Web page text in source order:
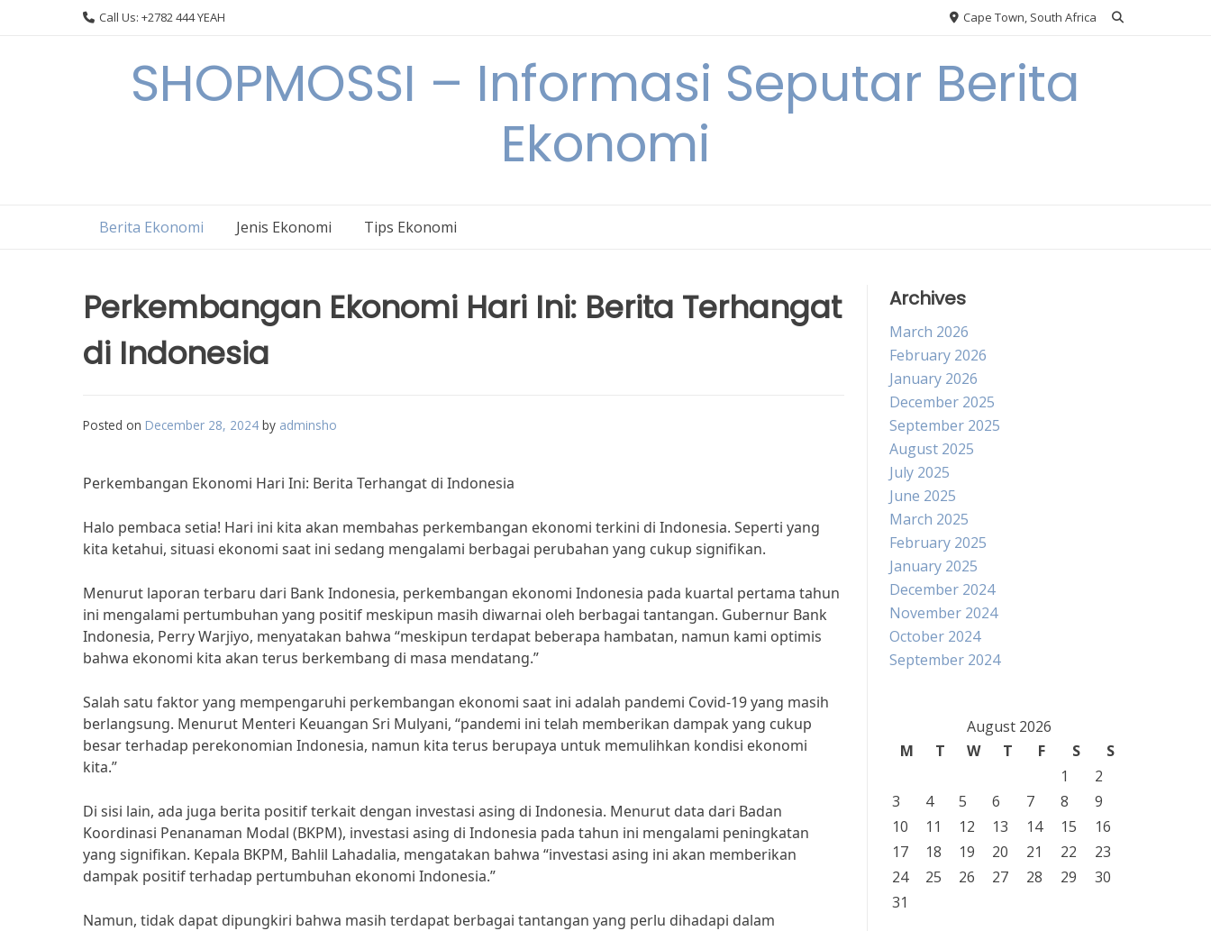
Call Us: +2782 444 YEAH Cape Town, South Africa
SHOPMOSSI – Informasi Seputar Berita
Ekonomi
Berita Ekonomi Jenis Ekonomi Tips Ekonomi
Perkembangan Ekonomi Hari Ini: Berita Terhangat
di Indonesia
Posted on December 28, 2024 by adminsho
Perkembangan Ekonomi Hari Ini: Berita Terhangat di Indonesia
Halo pembaca setia! Hari ini kita akan membahas perkembangan ekonomi terkini di Indonesia. Seperti yang
kita ketahui, situasi ekonomi saat ini sedang mengalami berbagai perubahan yang cukup signifikan.
Menurut laporan terbaru dari Bank Indonesia, perkembangan ekonomi Indonesia pada kuartal pertama tahun
ini mengalami pertumbuhan yang positif meskipun masih diwarnai oleh berbagai tantangan. Gubernur Bank
Indonesia, Perry Warjiyo, menyatakan bahwa “meskipun terdapat beberapa hambatan, namun kami optimis
bahwa ekonomi kita akan terus berkembang di masa mendatang.”
Salah satu faktor yang mempengaruhi perkembangan ekonomi saat ini adalah pandemi Covid-19 yang masih
berlangsung. Menurut Menteri Keuangan Sri Mulyani, “pandemi ini telah memberikan dampak yang cukup
besar terhadap perekonomian Indonesia, namun kita terus berupaya untuk memulihkan kondisi ekonomi
kita.”
Di sisi lain, ada juga berita positif terkait dengan investasi asing di Indonesia. Menurut data dari Badan
Koordinasi Penanaman Modal (BKPM), investasi asing di Indonesia pada tahun ini mengalami peningkatan
yang signifikan. Kepala BKPM, Bahlil Lahadalia, mengatakan bahwa “investasi asing ini akan memberikan
dampak positif terhadap pertumbuhan ekonomi Indonesia.”
Namun, tidak dapat dipungkiri bahwa masih terdapat berbagai tantangan yang perlu dihadapi dalam
Archives
March 2026
February 2026
January 2026
December 2025
September 2025
August 2025
July 2025
June 2025
March 2025
February 2025
January 2025
December 2024
November 2024
October 2024
September 2024
August 2026
M
T W T F S
S
1
2
3
4 5 6 7 8
9
10
11 12 13 14 15
16
17
18 19 20 21 22
23
24
25 26 27 28 29
30
31